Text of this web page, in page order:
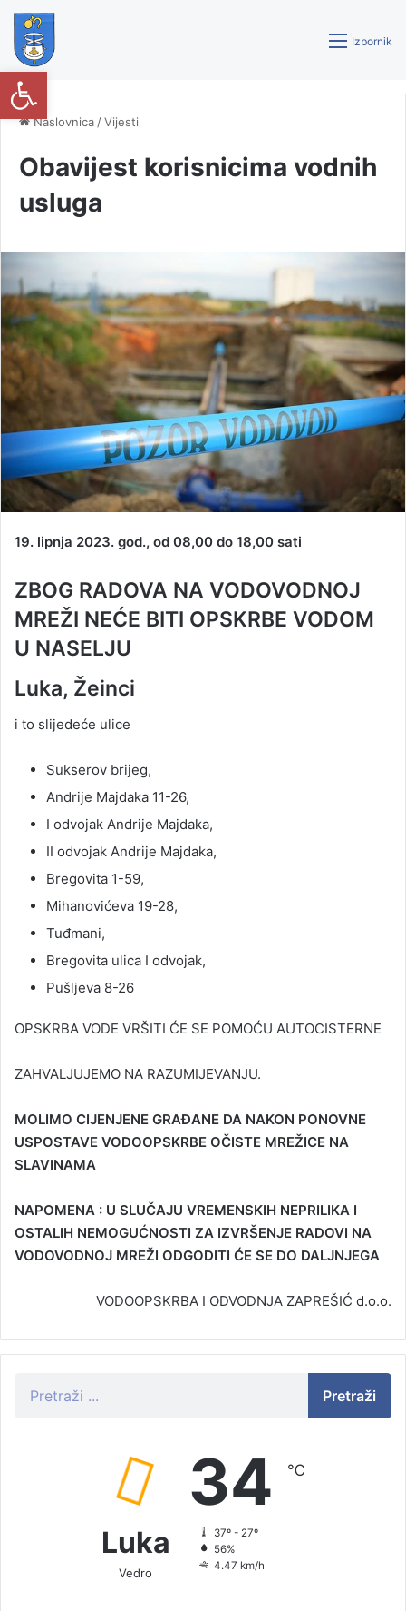
Izbornik
Naslovnica /Vijesti
Obavijest korisnicima vodnih
usluga
19. lipnja 2023. god., od 08,00 do 18,00 sati
ZBOG RADOVA NA VODOVODNOJ
MREŽI NEĆE BITI OPSKRBE VODOM
U NASELJU
Luka, Žeinci
i to slijedeće ulice
Sukserov brijeg,
Andrije Majdaka 11-26,
I odvojak Andrije Majdaka,
II odvojak Andrije Majdaka,
Bregovita 1-59,
Mihanovićeva 19-28,
Tuđmani,
Bregovita ulica I odvojak,
Pušljeva 8-26
OPSKRBA VODE VRŠITI ĆE SE POMOĆU AUTOCISTERNE
ZAHVALJUJEMO NA RAZUMIJEVANJU.
MOLIMO CIJENJENE GRAĐANE DA NAKON PONOVNE
USPOSTAVE VODOOPSKRBE OČISTE MREŽICE NA
SLAVINAMA
NAPOMENA : U SLUČAJU VREMENSKIH NEPRILIKA I
OSTALIH NEMOGUĆNOSTI ZA IZVRŠENJE RADOVI NA
VODOVODNOJ MREŽI ODGODITI ĆE SE DO DALJNJEGA
VODOOPSKRBA I ODVODNJA ZAPREŠIĆ d.o.o.
Pretraži
Luka
Vedro
34 ℃
37º - 27º
56%
4.47 km/h
Open toolbar